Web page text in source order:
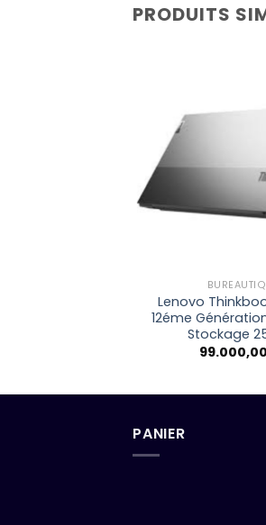
PRODUITS
Lenovo
12éme
Stockage
PANIER